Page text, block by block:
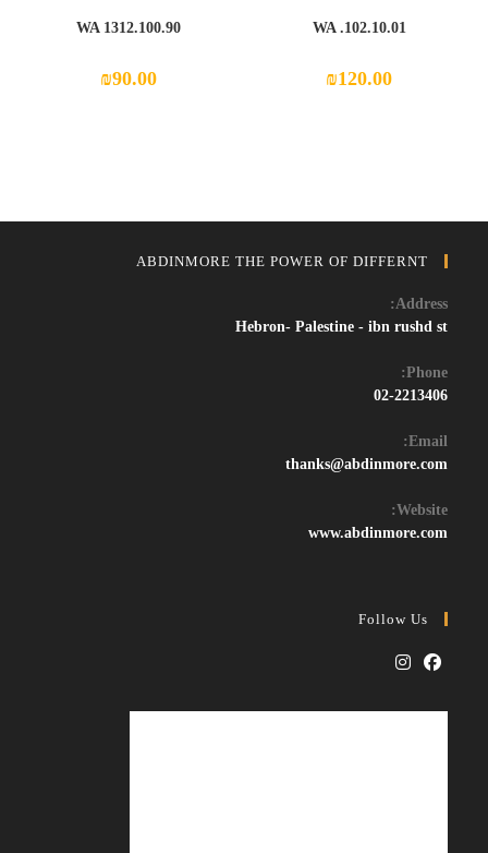
WA .102.10.01
₪120.00
WA 1312.100.90
₪90.00
ABDINMORE THE POWER OF DIFFERNT
Address:
Hebron- Palestine - ibn rushd st
Phone:
02-2213406
Email:
thanks@abdinmore.com
Opens
Website:
www.abdinmore.com
Follow Us